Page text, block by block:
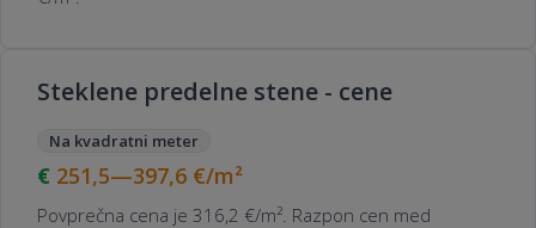
Steklene predelne stene - cene
Na kvadratni meter
251,5—397,6 €/m²
Povprečna cena je 316,2 €/m². Razpon cen med